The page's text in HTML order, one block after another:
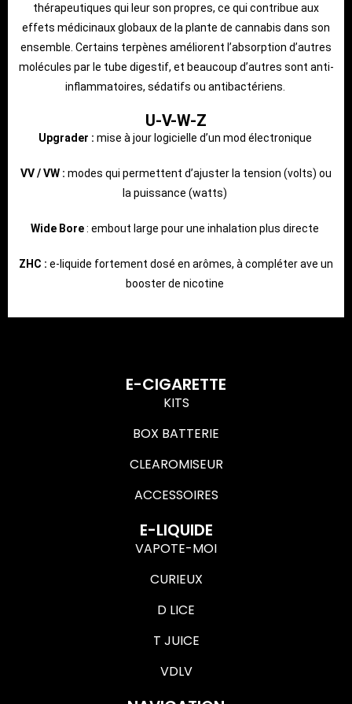
thérapeutiques qui leur son propres, ce qui contribue aux
effets médicinaux globaux de la plante de cannabis dans son
ensemble. Certains terpènes améliorent l’absorption d’autres
molécules par le tube digestif, et beaucoup d’autres sont anti-
inflammatoires, sédatifs ou antibactériens.
U-V-W-Z
Upgrader : mise à jour logicielle d’un mod électronique
VV / VW : modes qui permettent d’ajuster la tension (volts) ou
la puissance (watts)
Wide Bore: embout large pour une inhalation plus directe
ZHC : e-liquide fortement dosé en arômes, à compléter ave un
booster de nicotine
E-CIGARETTE
KITS
BOX BATTERIE
CLEAROMISEUR
ACCESSOIRES
E-LIQUIDE
VAPOTE-MOI
CURIEUX
D LICE
T JUICE
VDLV